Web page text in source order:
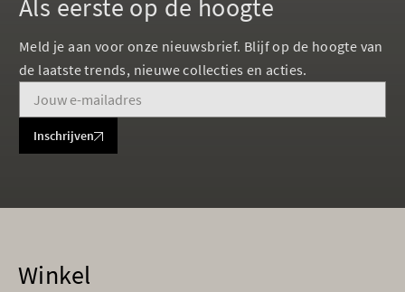
Als eerste op de hoogte
Meld je aan voor onze nieuwsbrief. Blijf op de hoogte van
de laatste trends, nieuwe collecties en acties.
Inschrijven
Winkel